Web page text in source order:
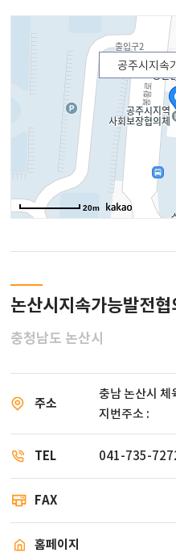
공주시지속
20m
논산시지속가능발전협
충청남도 논산시
주소
충남 논산시
지번주소 :
TEL 041-735-
FAX
홈페이지